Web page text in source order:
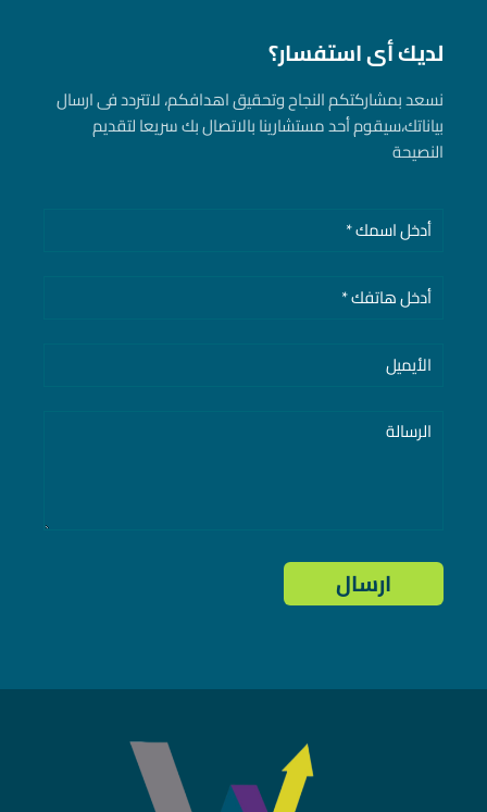
لديك أى استفسار؟
نسعد بمشاركتكم النجاح وتحقيق اهدافكم، لاتتردد فى ارسال
بياناتك، سيقوم أحد مستشارينا بالاتصال بك سريعا لتقديم
النصيحة